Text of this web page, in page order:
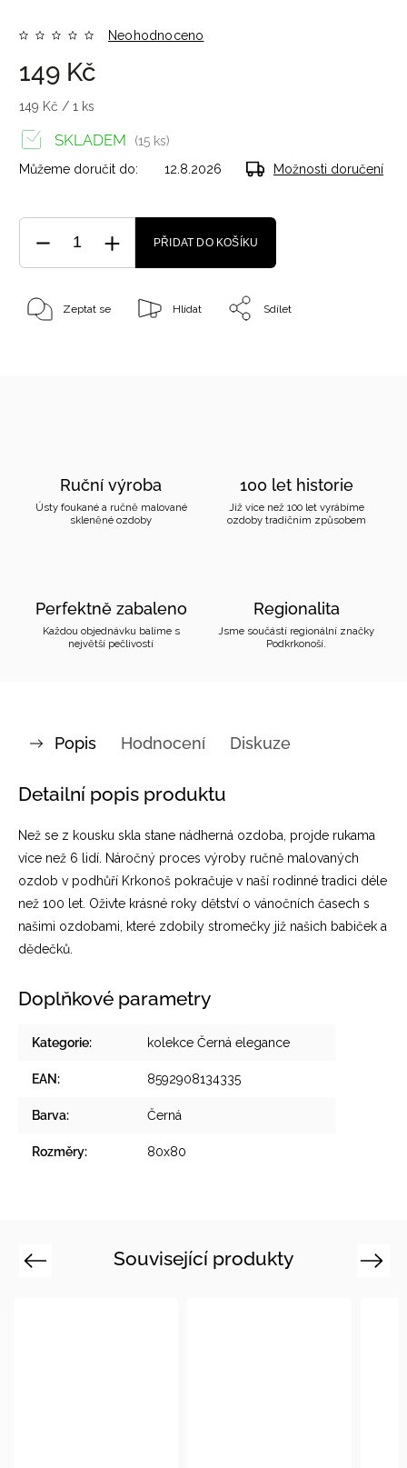
Neohodnoceno
149 Kč
149 Kč / 1 ks
SKLADEM
(15 ks)
Můžeme doručit do:
12.8.2026 Možnosti doručení
PŘIDAT DO KOŠÍKU
Zeptat se Hlídat Sdílet
Ruční výroba
Ústy foukané a ručně malované
skleněné ozdoby
100 let historie
Již více než 100 let vyrábíme
ozdoby tradičním způsobem
Perfektně zabaleno
Každou objednávku balíme s
největší pečlivostí
Regionalita
Jsme součástí regionální značky
Podkrkonoší.
Popis Hodnocení Diskuze
Detailní popis produktu
Než se z kousku skla stane nádherná ozdoba, projde rukama
více než 6 lidí. Náročný proces výroby ručně malovaných
ozdob v podhůří Krkonoš pokračuje v naší rodinné tradici déle
než 100 let. Oživte krásné roky dětství o vánočních časech s
našimi ozdobami, které zdobily stromečky již našich babiček a
dědečků.
Doplňkové parametry
Kategorie: kolekce Černá elegance
EAN : 8592908134335
Barva: Černá
Rozměry: 80x80
Související produkty
Previous Next